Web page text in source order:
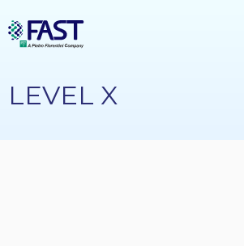
al
contenuto
LEVEL X